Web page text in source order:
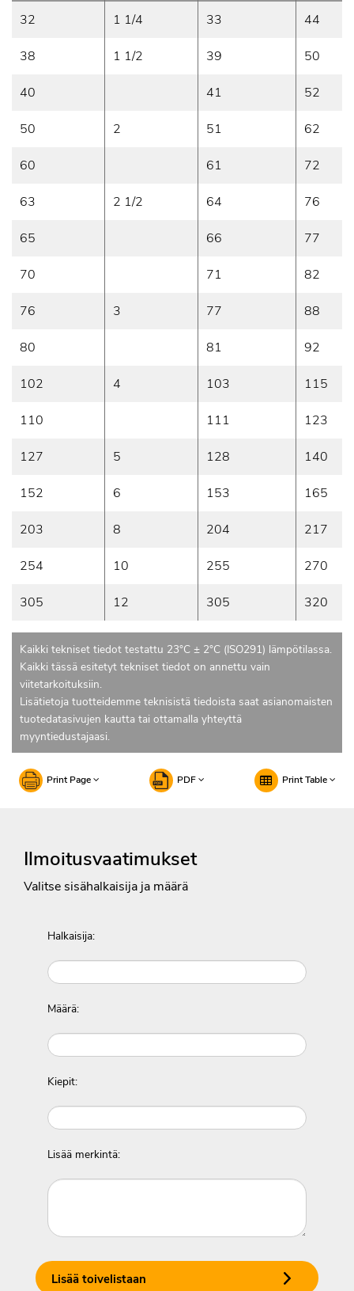
32 1 1/4 33 44
38 1 1/2 39 50
40 41 52
50 2 51 62
60 61 72
63 2 1/2 64 76
65 66 77
70 71 82
76 3 77 88
80 81 92
102 4 103 115
110 111 123
127 5 128 140
152 6 153 165
203 8 204 217
254 10 255 270
305 12 305 320
Kaikki tekniset tiedot testattu 23°C ± 2°C (ISO291) lämpötilassa.
Kaikki tässä esitetyt tekniset tiedot on annettu vain
viitetarkoituksiin.
Lisätietoja tuotteidemme teknisistä tiedoista saat asianomaisten
tuotedatasivujen kautta tai ottamalla yhteyttä
myyntiedustajaasi.
Print Page PDF Print Table
Ilmoitusvaatimukset
Valitse sisähalkaisija ja määrä
Halkaisija:
Määrä:
Kiepit:
Lisää merkintä:
Lisää toivelistaan